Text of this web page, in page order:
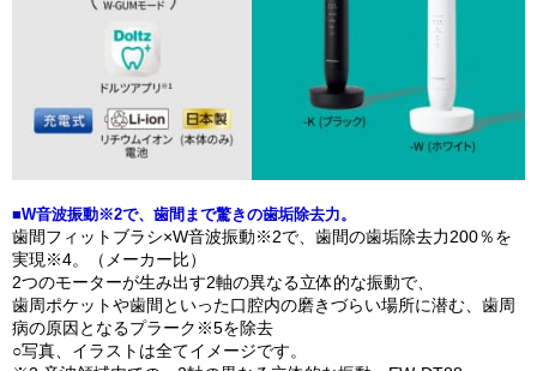
■W音波振動※2で、歯間まで驚きの歯垢除去力。
歯間フィットブラシ×W音波振動※2で、歯間の歯垢除去力200％を
実現※4。（メーカー比）
2つのモーターが生み出す2軸の異なる立体的な振動で、
歯周ポケットや歯間といった口腔内の磨きづらい場所に潜む、歯周
病の原因となるプラーク※5を除去
○写真、イラストは全てイメージです。